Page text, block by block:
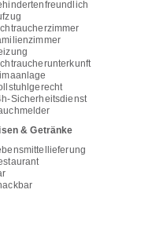
Sicherheitsdienst
& Getränke